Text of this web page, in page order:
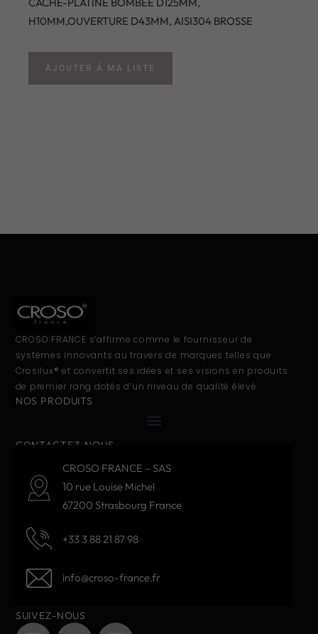
H10MM,OUVERTURE D43MM, AISI304 BROSSE
AJOUTER À MA LISTE
CROSO FRANCE s’affirme comme le fournisseur de
systèmes innovants au travers de marques telles que
Crosilux® et convertit ses idées et ses visions en produits
de premier rang dotés d’un niveau de qualité élevé.
NOS PRODUITS
CONTACTEZ-NOUS
CROSO FRANCE – SAS
10 rue Louise Michel
67200 Strasbourg France
+33 3 88 21 87 98
info@croso-france.fr
SUIVEZ-NOUS